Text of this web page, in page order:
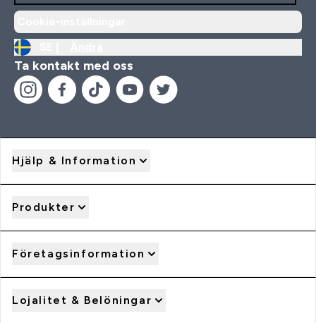
Ta kontakt med oss
Hjälp & Information
Produkter
Företagsinformation
Lojalitet & Belöningar